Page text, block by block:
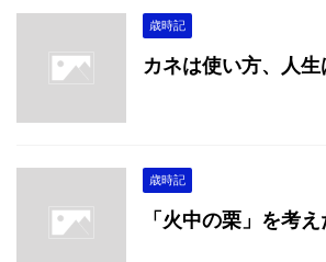
歳時記
カネは使い方、人
歳時記
「火中の栗」を考え